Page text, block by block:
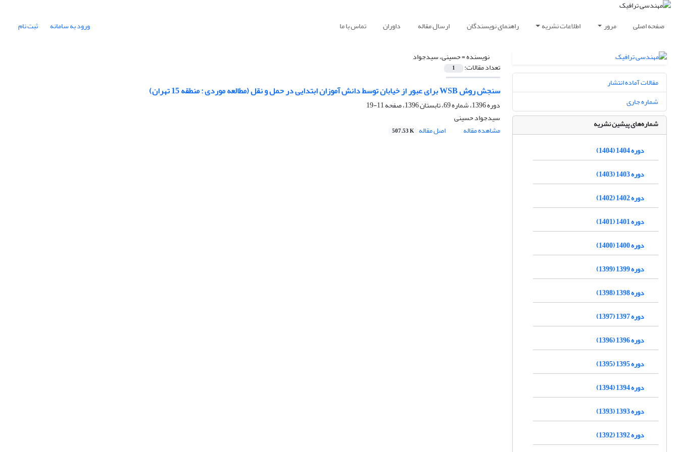
صفحه اصلی مرور اطلاعات نشریه راهنمای نویسندگان ارسال مقاله داوران تماس با ما ورود به سامانه ثبت نام
نویسنده =حسینی، سیدجواد
تعداد مقالات: 1
سنجش روش WSB برای عبور از خیابان توسط دانش آموزان ابتدایی در حمل و نقل (مطالعه موردی : منطقه 15 تهران)
دوره 1396، شماره 69، تابستان 1396، صفحه
11-19
سیدجواد حسینی
مشاهده مقاله
اصل مقاله 507.53 K
مقالات آماده انتشار
شماره جاری
شماره‌های پیشین نشریه
دوره 1404 (1404)
دوره 1403 (1403)
دوره 1402 (1402)
دوره 1401 (1401)
دوره 1400 (1400)
دوره 1399 (1399)
دوره 1398 (1398)
دوره 1397 (1397)
دوره 1396 (1396)
دوره 1395 (1395)
دوره 1394 (1394)
دوره 1393 (1393)
دوره 1392 (1392)